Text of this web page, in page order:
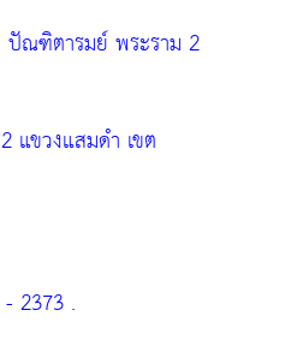
ณฑิตารมย์ พระราม 2
ขวงแสมดำ เขต
2373 .